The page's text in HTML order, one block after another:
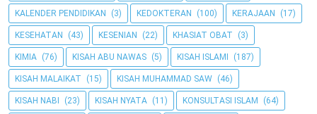
KALENDER PENDIDIKAN (3) KEDOKTERAN (100) KERAJAAN (17)
KESEHATAN (43) KESENIAN (22) KHASIAT OBAT (3)
KIMIA (76) KISAH ABU NAWAS (5) KISAH ISLAMI (187)
KISAH MALAIKAT (15) KISAH MUHAMMAD SAW (46)
KISAH NABI (23) KISAH NYATA (11) KONSULTASI ISLAM (64)